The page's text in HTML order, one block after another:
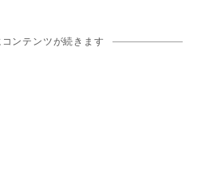
ンテンツが続きます